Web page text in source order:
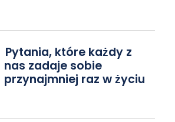
Pytania, które każdy z
nas zadaje sobie
przynajmniej raz w życiu